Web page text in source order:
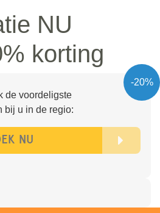
NU
korting
-20%
de voordeligste
bij u in de regio: